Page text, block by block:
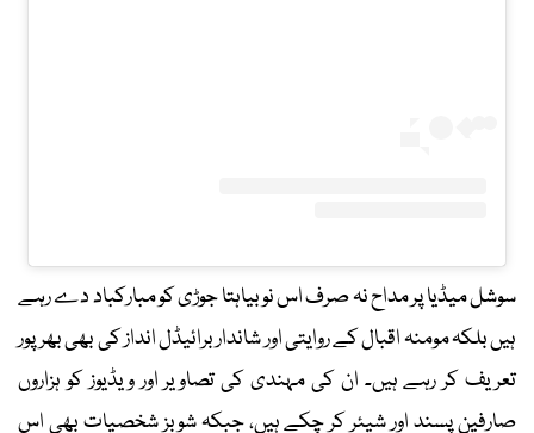
سوشل میڈیا پر مداح نہ صرف اس نو بیاہتا جوڑی کو مبارکباد دے رہے
ہیں بلکہ مومنہ اقبال کے روایتی اور شاندار برائیڈل انداز کی بھی بھرپور
تعریف کر رہے ہیں۔ ان کی مہندی کی تصاویر اور ویڈیوز کو ہزاروں
صارفین پسند اور شیئر کر چکے ہیں، جبکہ شوبز شخصیات بھی اس